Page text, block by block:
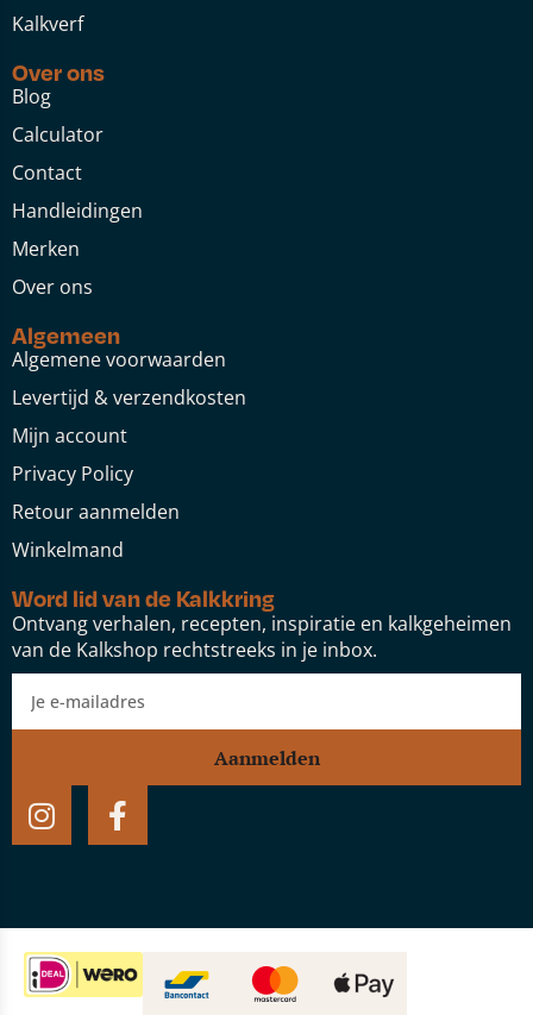
Kalkverf
Over ons
Blog
Calculator
Contact
Handleidingen
Merken
Over ons
Algemeen
Algemene voorwaarden
Levertijd & verzendkosten
Mijn account
Privacy Policy
Retour aanmelden
Winkelmand
Word lid van de Kalkkring
Ontvang verhalen, recepten, inspiratie en kalkgeheimen
van de Kalkshop rechtstreeks in je inbox.
Aanmelden